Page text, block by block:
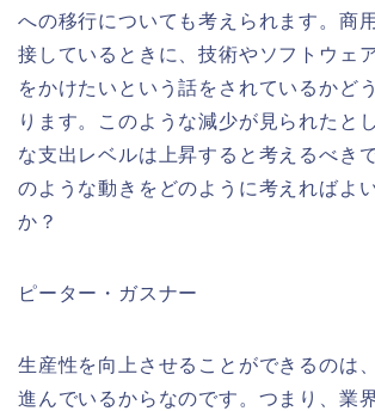
への移行についても考えられます。商
接しているときに、技術やソフトウェ
をかけたいという話をされているかど
ります。このような減少が見られたと
な支出レベルは上昇すると考えるべき
のような動きをどのように考えればよ
か？
ピーター・ガスナー
生産性を向上させることができるのは
進んでいるからなのです。つまり、業